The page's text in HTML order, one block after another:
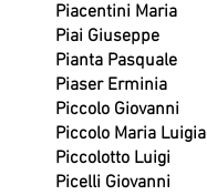
Piacentini Maria
Piai Giuseppe
Pianta Pasquale
Piaser Erminia
Piccolo Giovanni
Piccolo Maria Luigia
Piccolotto Luigi
Picelli Giovanni